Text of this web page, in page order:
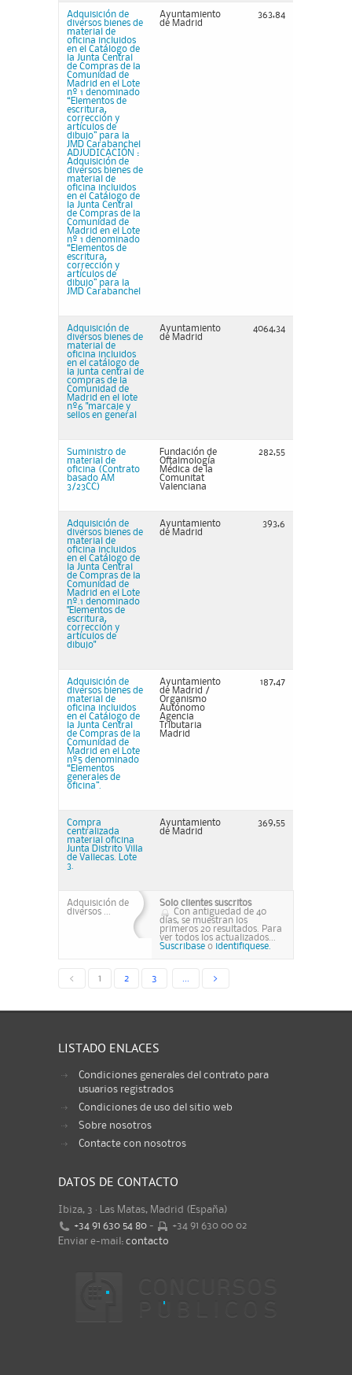
Adquisición de
diversos bienes de
material de
oficina incluidos
en el Catálogo de
la Junta Central
de Compras de la
Comunidad de
Madrid en el Lote
nº 1 denominado
“Elementos de
escritura,
corrección y
artículos de
dibujo” para la
JMD Carabanchel
ADJUDICACIÓN :
Adquisición de
diversos bienes de
material de
oficina incluidos
en el Catálogo de
la Junta Central
de Compras de la
Comunidad de
Madrid en el Lote
nº 1 denominado
“Elementos de
escritura,
corrección y
artículos de
dibujo” para la
JMD Carabanchel
Ayuntamiento
de Madrid
363,84
Adquisición de
diversos bienes de
material de
oficina incluidos
en el catálogo de
la junta central de
compras de la
Comunidad de
Madrid en el lote
nº6 "marcaje y
sellos en general
Ayuntamiento
de Madrid
4064,34
Suministro de
material de
oficina (Contrato
basado AM
3/23CC)
Fundación de
Oftalmología
Médica de la
Comunitat
Valenciana
282,55
Adquisición de
diversos bienes de
material de
oficina incluidos
en el Catálogo de
la Junta Central
de Compras de la
Comunidad de
Madrid en el Lote
nº.1 denominado
"Elementos de
escritura,
corrección y
artículos de
dibujo"
Ayuntamiento
de Madrid
393,6
Adquisición de
diversos bienes de
material de
oficina incluidos
en el Catálogo de
la Junta Central
de Compras de la
Comunidad de
Madrid en el Lote
nº5 denominado
“Elementos
generales de
oficina”.
Ayuntamiento
de Madrid /
Organismo
Autónomo
Agencia
Tributaria
Madrid
187,47
Compra
centralizada
material oficina
Junta Distrito Villa
de Vallecas. Lote
3.
Ayuntamiento
de Madrid
369,55
Adquisición de
diversos ...
Solo clientes suscritos
Con antiguedad de 40
días, se muestran los
primeros 20 resultados. Para
ver todos los actualizados...
Suscribase o identifiquese.
< 1 2 3 >
LISTADO ENLACES
Condiciones generales del contrato para
usuarios registrados
Condiciones de uso del sitio web
Sobre nosotros
Contacte con nosotros
DATOS DE CONTACTO
Ibiza, 3 · Las Matas, Madrid (España)
+34 91 630 54 80 -
+34 91 630 00 02
Enviar e-mail: contacto